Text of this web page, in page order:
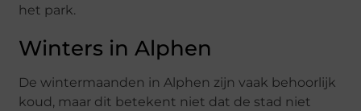
het park.
Winters in Alphen
De wintermaanden in Alphen zijn vaak behoorlijk
koud, maar dit betekent niet dat de stad niet